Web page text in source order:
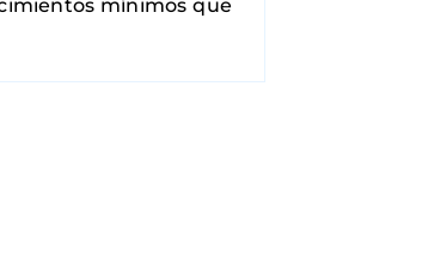
mínimos que